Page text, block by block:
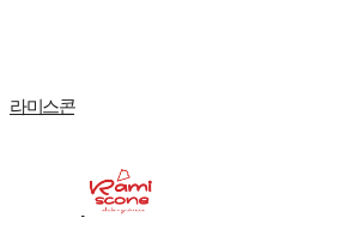
라미스콘